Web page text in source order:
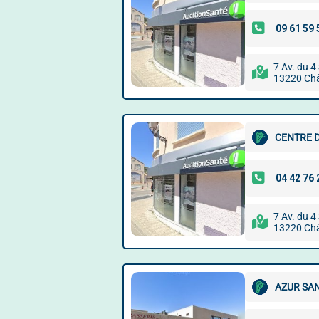
7 Av. du
13220
CENTRE
7 Av. du
13220
AZUR